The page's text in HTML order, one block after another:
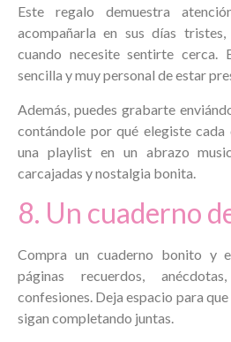
Este regalo demuestra
acompañarla en sus días
cuando necesite sentirte cerca.
sencilla y muy personal de estar
Además, puedes grabarte
contándole por qué elegiste cada
una playlist en un abrazo
carcajadas y nostalgia bonita.
8. Un cuaderno
Compra un cuaderno bonito y
páginas recuerdos,
confesiones. Deja espacio para
sigan completando juntas.